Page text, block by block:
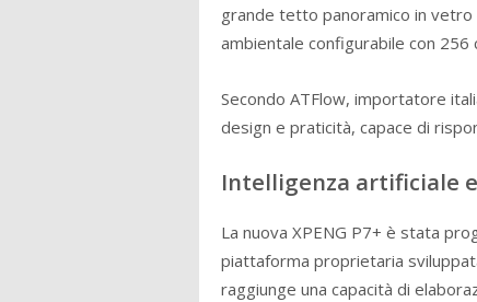
grande tetto panoramico in vetro
ambientale configurabile con 256
Secondo ATFlow, importatore
design e praticità, capace di
Intelligenza artificiale
La nuova XPENG P7+ è stata
piattaforma proprietaria
raggiunge una capacità di